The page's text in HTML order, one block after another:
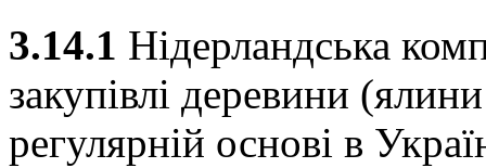
3.14.1 Нідерландська
закупівлі деревини
регулярній основі в